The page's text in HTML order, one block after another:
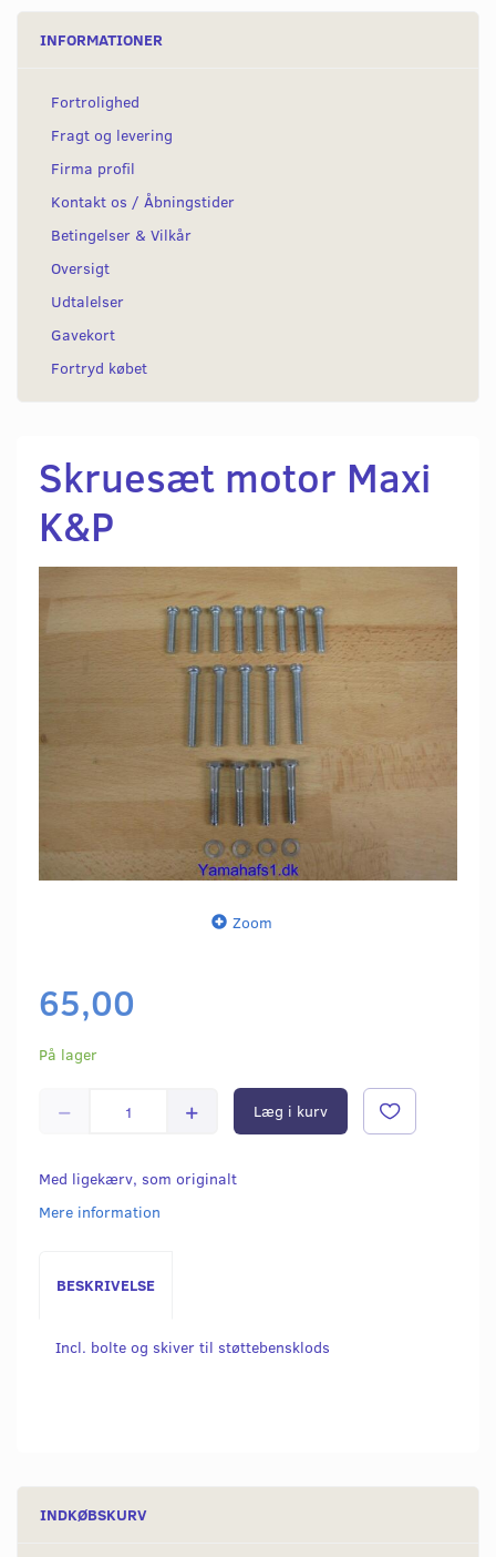
INFORMATIONER
Fortrolighed
Fragt og levering
Firma profil
Kontakt os / Åbningstider
Betingelser & Vilkår
Oversigt
Udtalelser
Gavekort
Fortryd købet
Skruesæt motor Maxi
K&P
Zoom
65,00
På lager
Læg i kurv
Med ligekærv, som originalt
Mere information
BESKRIVELSE
Incl. bolte og skiver til støttebensklods
INDKØBSKURV